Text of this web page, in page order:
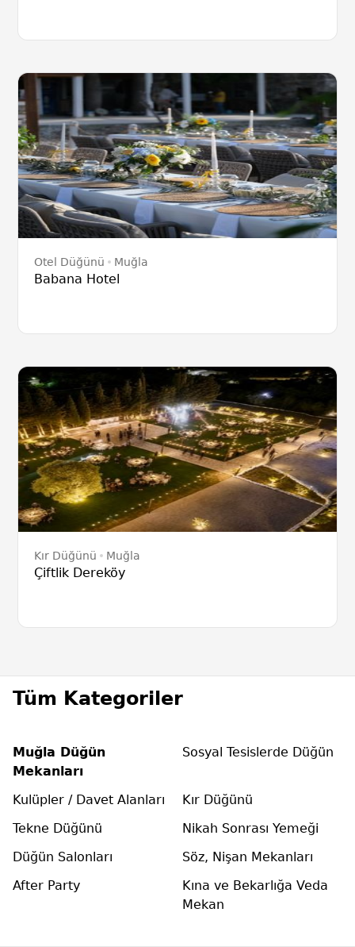
Otel Düğünü Muğla
Babana Hotel
Kır Düğünü Muğla
Çiftlik Dereköy
Tüm Kategoriler
Muğla Düğün
Mekanları
Sosyal Tesislerde Düğün
Kulüpler / Davet Alanları
Kır Düğünü
Tekne Düğünü
Nikah Sonrası Yemeği
Düğün Salonları
Söz, Nişan Mekanları
After Party
Kına ve Bekarlığa Veda
Mekan